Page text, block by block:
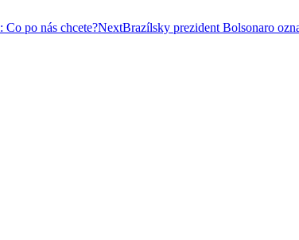
po nás chcete?NextBrazílsky prezident Bolsonaro